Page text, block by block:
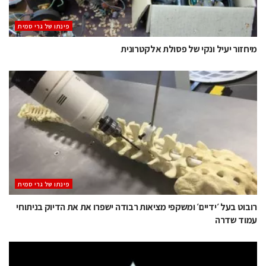
‫פינתו של גרי סמית
מיחזור יעיל ונקי של פסולת אלקטרונית
‫פינתו של גרי סמית
רובוט בעל ׳ידיים׳ ומשקפי מציאות רבודה ישפרו את את הדיוק בניתוחי
עמוד שדרה